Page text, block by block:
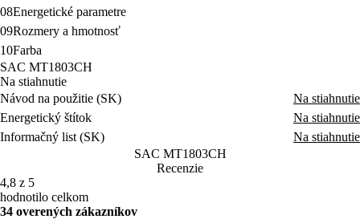
08Energetické parametre
09Rozmery a hmotnosť
10Farba
SAC MT1803CH
Na stiahnutie
Návod na použitie (SK)
Na stiahnutie
Energetický štítok
Na stiahnutie
Informačný list (SK)
Na stiahnutie
SAC MT1803CH
Recenzie
4,8 z 5
hodnotilo celkom
34 overených zákazníkov